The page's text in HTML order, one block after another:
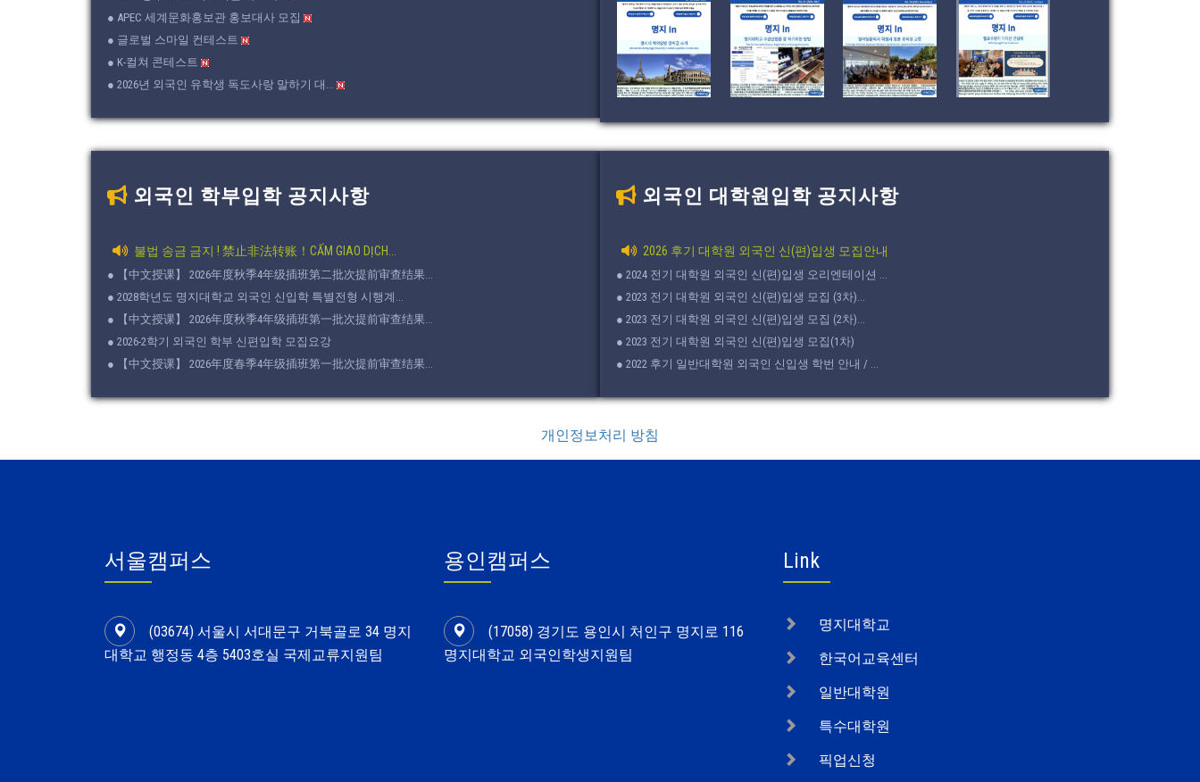
● APEC 세계문화홍보관 홍보대사 모집
● 글로벌 스마일 컨테스트
● K-컬쳐 콘테스트
● 2026년 외국인 유학생 독도사랑 말하기 대...
외국인 학부입학 공지사항
불법 송금 금지 ! 禁止非法转账！CẤM GIAO DỊCH...
● 【中文授课】 2026年度秋季4年级插班第二批次提前审查结果...
● 2028학년도 명지대학교 외국인 신입학 특별전형 시행계...
● 【中文授课】 2026年度秋季4年级插班第一批次提前审查结果...
● 2026-2학기 외국인 학부 신편입학 모집요강
● 【中文授课】 2026年度春季4年级插班第一批次提前审查结果...
외국인 대학원입학 공지사항
2026 후기 대학원 외국인 신(편)입생 모집안내
● 2024 전기 대학원 외국인 신(편)입생 오리엔테이션 ...
● 2023 전기 대학원 외국인 신(편)입생 모집 (3차)...
● 2023 전기 대학원 외국인 신(편)입생 모집 (2차)...
● 2023 전기 대학원 외국인 신(편)입생 모집(1차)
● 2022 후기 일반대학원 외국인 신입생 학번 안내 / ...
개인정보처리 방침
서울캠퍼스
(03674) 서울시 서대문구 거북골로 34 명지
대학교 행정동 4층 5403호실 국제교류지원팀
용인캠퍼스
(17058) 경기도 용인시 처인구 명지로 116
명지대학교 외국인학생지원팀
Link
명지대학교
한국어교육센터
일반대학원
특수대학원
픽업신청